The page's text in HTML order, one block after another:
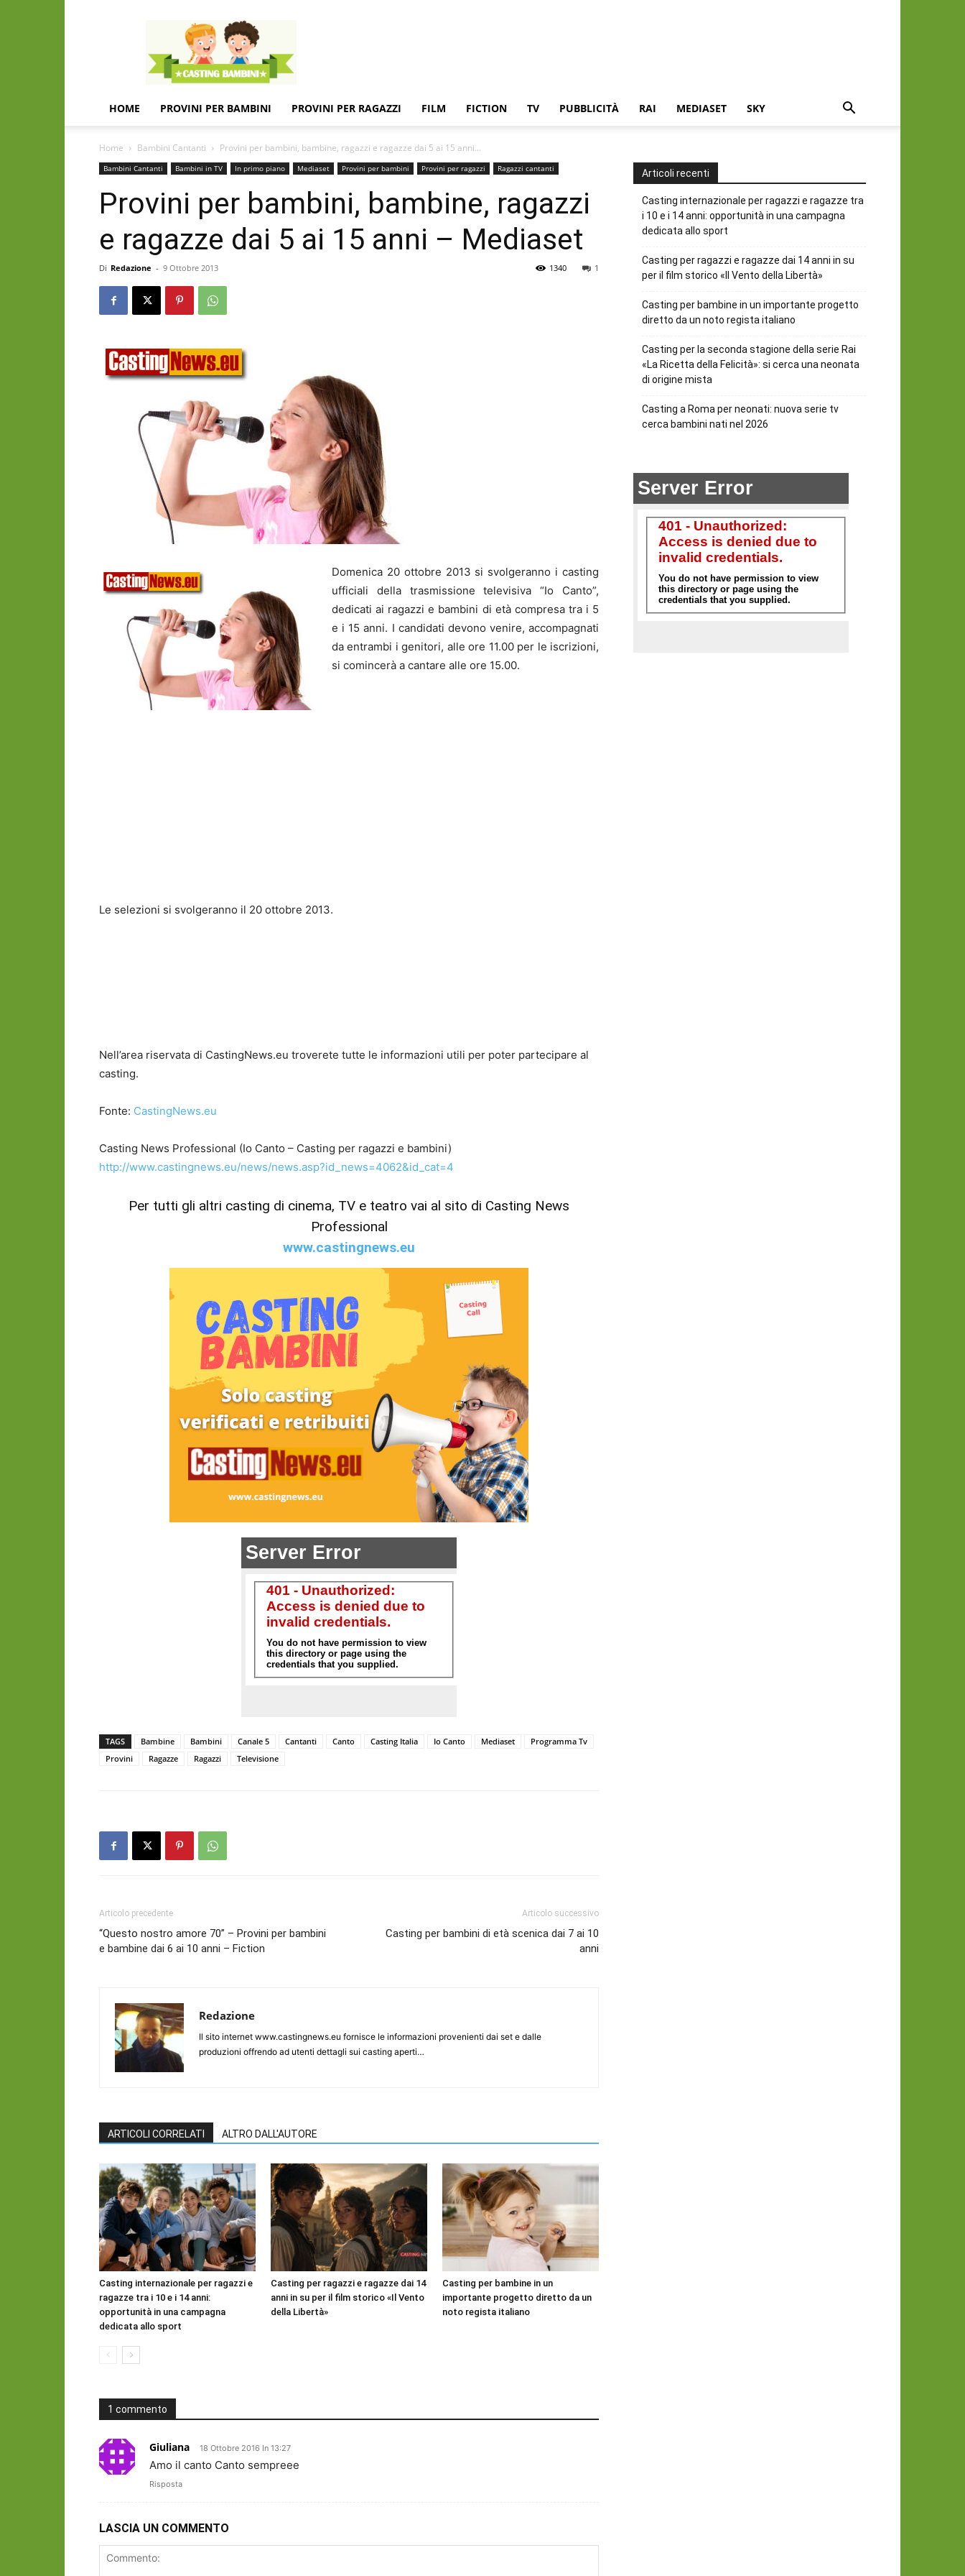
Casting
e
provini
per
bambini
e
HOME PROVINI PER BAMBINI PROVINI PER RAGAZZI FILM FICTION TV PUBBLICITÀ RAI MEDIASET SKY
Home Bambini Cantanti Provini per bambini, bambine, ragazzi e ragazze dai 5 ai 15 anni...
Bambini Cantanti Bambini in TV In primo piano Mediaset Provini per bambini Provini per ragazzi Ragazzi cantanti
Provini per bambini, bambine, ragazzi
e ragazze dai 5 ai 15 anni – Mediaset
Di Redazione - 9 Ottobre 2013 1
1340
Domenica 20 ottobre 2013 si svolgeranno i casting
ufficiali della trasmissione televisiva “Io Canto”,
dedicati ai ragazzi e bambini di età compresa tra i 5
e i 15 anni. I candidati devono venire, accompagnati
da entrambi i genitori, alle ore 11.00 per le iscrizioni,
si comincerà a cantare alle ore 15.00.
Le selezioni si svolgeranno il 20 ottobre 2013.
Nell’area riservata di CastingNews.eu troverete tutte le informazioni utili per poter partecipare al
casting.
Fonte: CastingNews.eu
Casting News Professional (Io Canto – Casting per ragazzi e bambini)
http://www.castingnews.eu/news/news.asp?id_news=4062&id_cat=4
Per tutti gli altri casting di cinema, TV e teatro vai al sito di Casting News
Professional
www.castingnews.eu
TAGS Bambine Bambini Canale 5 Cantanti Canto Casting Italia Io Canto Mediaset
Programma Tv
Provini
Ragazze Ragazzi Televisione
Articolo precedente
“Questo nostro amore 70” – Provini per bambini
e bambine dai 6 ai 10 anni – Fiction
Articolo successivo
Casting per bambini di età scenica dai 7 ai 10
anni
Redazione
Il sito internet www.castingnews.eu fornisce le informazioni provenienti dai set e dalle
produzioni offrendo ad utenti dettagli sui casting aperti…
ARTICOLI CORRELATI ALTRO DALL'AUTORE
Casting internazionale per ragazzi e
ragazze tra i 10 e i 14 anni:
opportunità in una campagna
dedicata allo sport
Casting per ragazzi e ragazze dai 14
anni in su per il film storico «Il Vento
della Libertà»
Casting per bambine in un
importante progetto diretto da un
noto regista italiano
1 commento
Giuliana 18 Ottobre 2016 In 13:27
Amo il canto Canto sempreee
Risposta
LASCIA UN COMMENTO
Articoli recenti
Casting internazionale per ragazzi e ragazze tra
i 10 e i 14 anni: opportunità in una campagna
dedicata allo sport
Casting per ragazzi e ragazze dai 14 anni in su
per il film storico «Il Vento della Libertà»
Casting per bambine in un importante progetto
diretto da un noto regista italiano
Casting per la seconda stagione della serie Rai
«La Ricetta della Felicità»: si cerca una neonata
di origine mista
Casting a Roma per neonati: nuova serie tv
cerca bambini nati nel 2026